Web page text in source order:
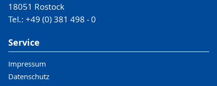
18051 Rostock
Tel.: +49 (0) 381 498 - 0
Service
Impressum
Datenschutz